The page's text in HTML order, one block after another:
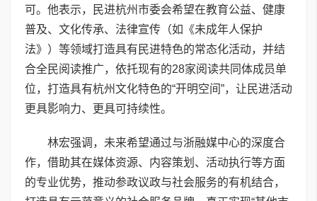
可。他表示，民进杭州市委会希望在教育公益、健康
普及、文化传承、法律宣传（如《未成年人保护
法》）等领域打造具有民进特色的常态化活动，并结
合全民阅读推广，依托现有的28家阅读共同体成员单
位，打造具有杭州文化特色的“开明空间”，让民进活动
更具影响力、更具可持续性。
林宏强调，未来希望通过与浙融媒中心的深度合
作，借助其在媒体资源、内容策划、活动执行等方面
的专业优势，推动参政议政与社会服务的有机结合，